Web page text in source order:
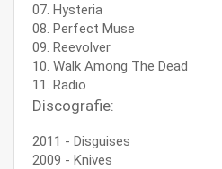
07. Hysteria
08. Perfect Muse
09. Reevolver
10. Walk Among The Dead
11. Radio
Discografie:
2011 - Disguises
2009 - Knives